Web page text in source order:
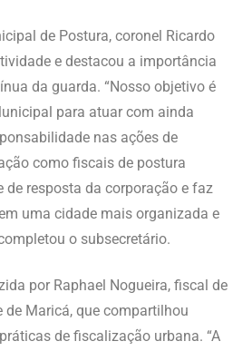
de Postura, coronel Ricardo
e destacou a importância
da guarda. “Nosso objetivo é
para atuar com ainda
nas ações de
como fiscais de postura
de resposta da corporação e faz
uma cidade mais organizada e
o subsecretário.
por Raphael Nogueira, fiscal de
de Maricá, que compartilhou
de fiscalização urbana. “A